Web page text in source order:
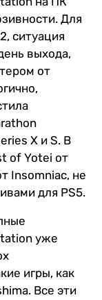
Для
ситуация
выхода,
от
X и S. В
of Yotei от
Insomniac, не
для PS5.
уже
игры, как
Все эти